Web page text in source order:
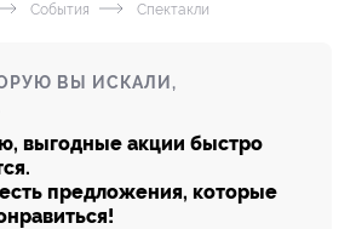
События Спектакли
ВЫ ИСКАЛИ,
выгодные акции быстро
предложения, которые